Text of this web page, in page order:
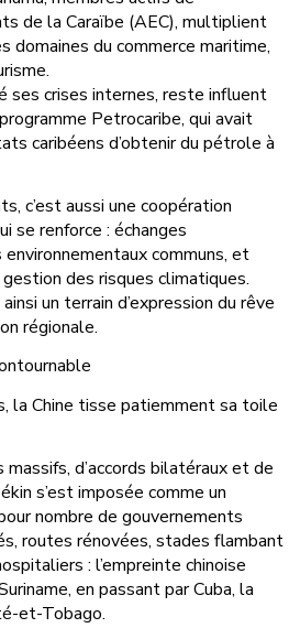
de la Caraïbe (AEC), multiplient
domaines du commerce maritime,
ses crises internes, reste influent
Petrocaribe, qui avait
caribéens d’obtenir du pétrole à
c’est aussi une coopération
se renforce : échanges
communs, et
des risques climatiques.
un terrain d’expression du rêve
régionale.
la Chine tisse patiemment sa toile
d’accords bilatéraux et de
s’est imposée comme un
nombre de gouvernements
routes rénovées, stades flambant
: l’empreinte chinoise
en passant par Cuba, la
et-Tobago.